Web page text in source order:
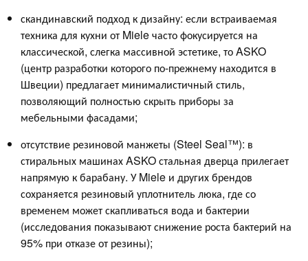
скандинавский подход к дизайну: если встраиваемая
техника для кухни от Miele часто фокусируется на
классической, слегка массивной эстетике, то ASKO
(центр разработки которого по-прежнему находится в
Швеции) предлагает минималистичный стиль,
позволяющий полностью скрыть приборы за
мебельными фасадами;
отсутствие резиновой манжеты (Steel Seal™): в
стиральных машинах ASKO стальная дверца прилегает
напрямую к барабану. У Miele и других брендов
сохраняется резиновый уплотнитель люка, где со
временем может скапливаться вода и бактерии
(исследования показывают снижение роста бактерий на
95% при отказе от резины);